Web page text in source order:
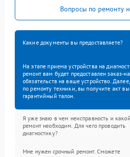
Вопросы по ремонту
Какие документы вы предоставляете?
На этапе приема устройства на
ремонт вам будет предоставлен заказ-
обязательств на ваше устройство.
по ремонту техники, вы получите акт
гарантийный талон.
Я уже знаю в чем неисправность и какой
ремонт необходим. Для чего проводить
диагностику?
Мне нужен срочный ремонт. Сможете